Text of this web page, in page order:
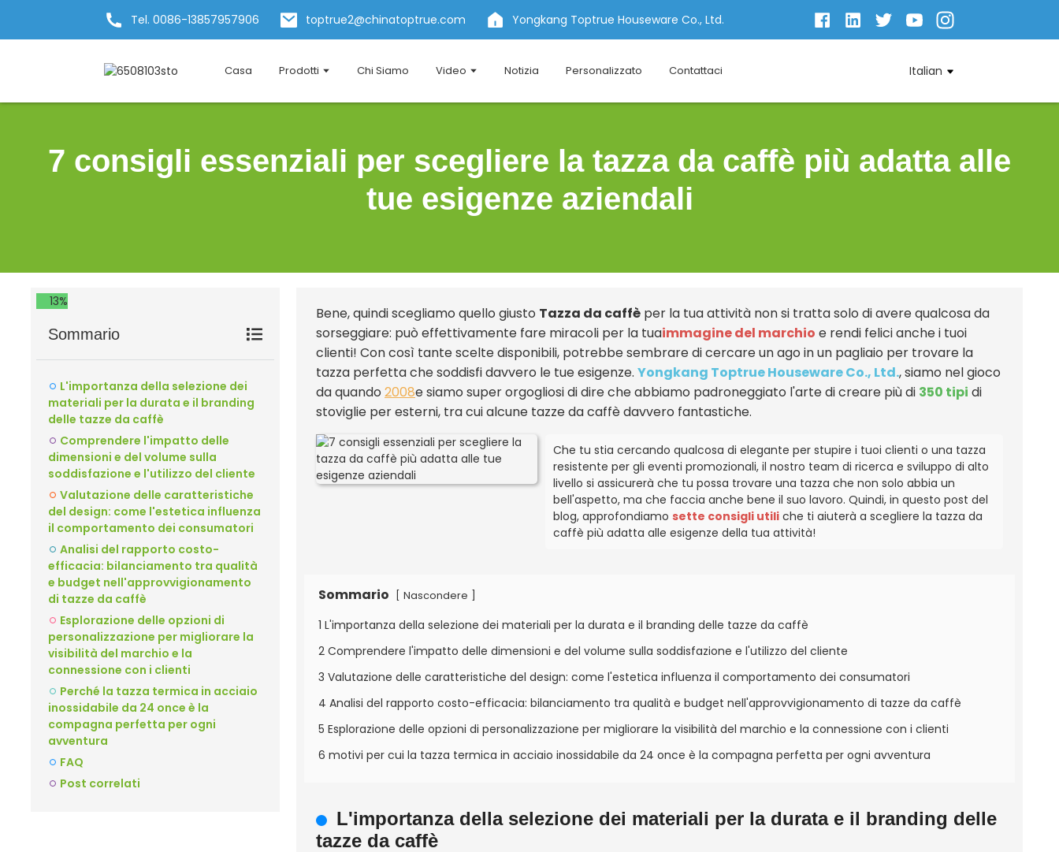
Tel. 0086-13857957906 toptrue2@chinatoptrue.com Yongkang Toptrue Houseware Co., Ltd.
Casa Prodotti Chi Siamo Video Notizia Personalizzato Contattaci Italian
7 consigli essenziali per scegliere la tazza da caffè più adatta alle
tue esigenze aziendali
13%
Sommario
L'importanza della selezione dei
materiali per la durata e il branding
delle tazze da caffè
Comprendere l'impatto delle
dimensioni e del volume sulla
soddisfazione e l'utilizzo del cliente
Valutazione delle caratteristiche
del design: come l'estetica influenza
il comportamento dei consumatori
Analisi del rapporto costo-
efficacia: bilanciamento tra qualità
e budget nell'approvvigionamento
di tazze da caffè
Esplorazione delle opzioni di
personalizzazione per migliorare la
visibilità del marchio e la
connessione con i clienti
Perché la tazza termica in acciaio
inossidabile da 24 once è la
compagna perfetta per ogni
avventura
FAQ
Post correlati
Bene, quindi scegliamo quello giusto Tazza da caffè per la tua attività non si tratta solo di avere qualcosa da
sorseggiare: può effettivamente fare miracoli per la tuaimmagine del marchio e rendi felici anche i tuoi
clienti! Con così tante scelte disponibili, potrebbe sembrare di cercare un ago in un pagliaio per trovare la
tazza perfetta che soddisfi davvero le tue esigenze. Yongkang Toptrue Houseware Co., Ltd., siamo nel gioco
da quando 2008e siamo super orgogliosi di dire che abbiamo padroneggiato l'arte di creare più di 350 tipi di
stoviglie per esterni, tra cui alcune tazze da caffè davvero fantastiche.
Che tu stia cercando qualcosa di elegante per stupire i tuoi clienti o una tazza
resistente per gli eventi promozionali, il nostro team di ricerca e sviluppo di alto
livello si assicurerà che tu possa trovare una tazza che non solo abbia un
bell'aspetto, ma che faccia anche bene il suo lavoro. Quindi, in questo post del
blog, approfondiamo sette consigli utiliche ti aiuterà a scegliere la tazza da
caffè più adatta alle esigenze della tua attività!
Sommario Nascondere
1 L'importanza della selezione dei materiali per la durata e il branding delle tazze da caffè
2 Comprendere l'impatto delle dimensioni e del volume sulla soddisfazione e l'utilizzo del cliente
3 Valutazione delle caratteristiche del design: come l'estetica influenza il comportamento dei consumatori
4 Analisi del rapporto costo-efficacia: bilanciamento tra qualità e budget nell'approvvigionamento di tazze da caffè
5 Esplorazione delle opzioni di personalizzazione per migliorare la visibilità del marchio e la connessione con i clienti
6 motivi per cui la tazza termica in acciaio inossidabile da 24 once è la compagna perfetta per ogni avventura
L'importanza della selezione dei materiali per la durata e il branding delle
tazze da caffè